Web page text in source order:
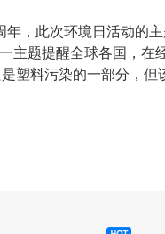
，此次环境日活动的
主题提醒全球各国，在
塑料污染的一部分，